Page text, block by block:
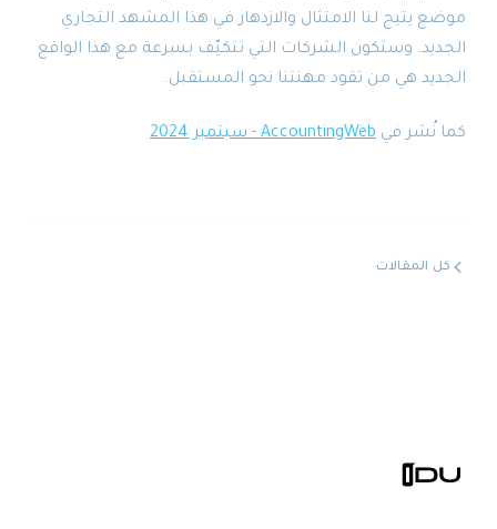
موضع يتيح لنا الامتثال والازدهار في هذا المشهد التجاري
الجديد. وستكون الشركات التي تتكيّف بسرعة مع هذا الواقع
الجديد هي من تقود مهنتنا نحو المستقبل.
كما نُشر في AccountingWeb - سبتمبر 2024
كل المقالات